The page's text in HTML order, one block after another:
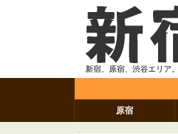
新宿、原宿、渋谷エリア
原宿